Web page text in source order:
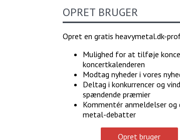
OPRET BRUGER
Opret en gratis heavymetal.dk-
Mulighed for at tilføje
koncertkalenderen
Modtag nyheder i vores
Deltag i konkurrencer og vind
spændende præmier
Kommentér anmeldelser og
metal-debatter
Opret bruger